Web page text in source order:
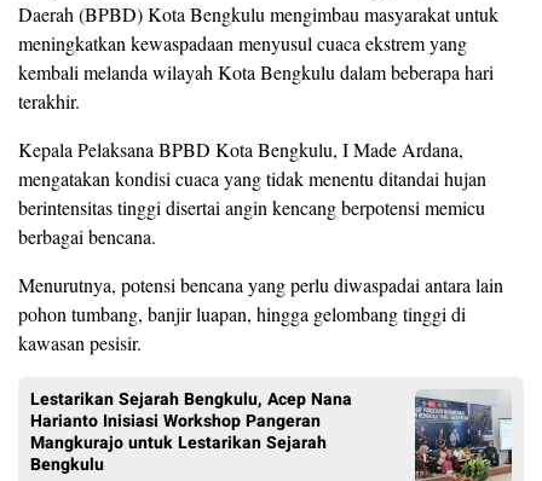
Daerah (BPBD) Kota Bengkulu mengimbau masyarakat untuk
meningkatkan kewaspadaan menyusul cuaca ekstrem yang
kembali melanda wilayah Kota Bengkulu dalam beberapa hari
terakhir.
Kepala Pelaksana BPBD Kota Bengkulu, I Made Ardana,
mengatakan kondisi cuaca yang tidak menentu ditandai hujan
berintensitas tinggi disertai angin kencang berpotensi memicu
berbagai bencana.
Menurutnya, potensi bencana yang perlu diwaspadai antara lain
pohon tumbang, banjir luapan, hingga gelombang tinggi di
kawasan pesisir.
Lestarikan Sejarah Bengkulu, Acep Nana
Harianto Inisiasi Workshop Pangeran
Mangkurajo untuk Lestarikan Sejarah
Bengkulu